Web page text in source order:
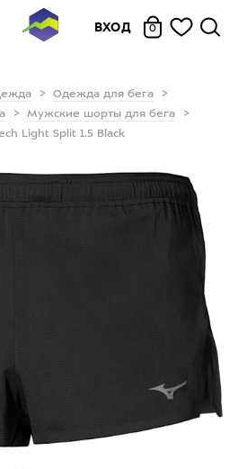
ВХОД 0
Одежда для бега
Мужские шорты для бега
Light Split 1.5 Black